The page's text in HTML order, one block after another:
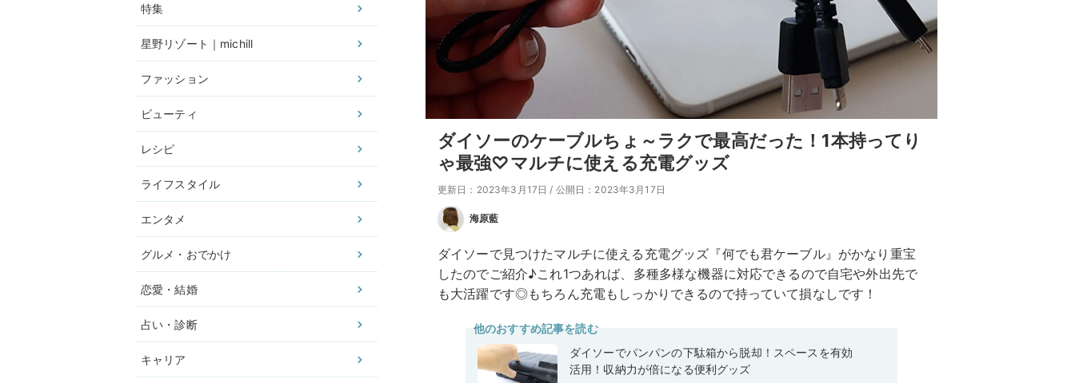
特集
星野リゾート｜michill
ファッション
ビューティ
レシピ
ライフスタイル
エンタメ
グルメ・おでかけ
恋愛・結婚
占い・診断
キャリア
ダイソーのケーブルちょ～ラクで最高だった！1本持ってり
ゃ最強♡マルチに使える充電グッズ
更新日：2023年3月17日 / 公開日：2023年3月17日
海原藍
ダイソーで見つけたマルチに使える充電グッズ『何でも君ケーブル』がかなり重宝
したのでご紹介♪これ1つあれば、多種多様な機器に対応できるので自宅や外出先で
も大活躍です◎もちろん充電もしっかりできるので持っていて損なしです！
他のおすすめ記事を読む
ダイソーでパンパンの下駄箱から脱却！スペースを有効
活用！収納力が倍になる便利グッズ